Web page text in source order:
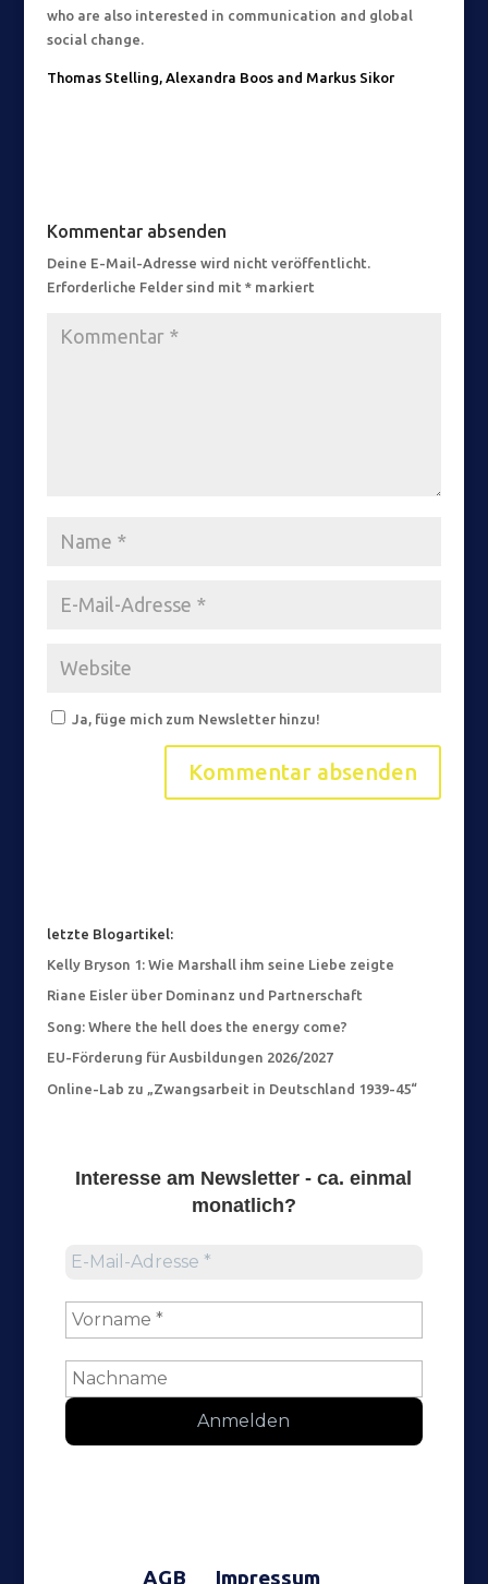
who are also interested in communication and global
social change.
Thomas Stelling, Alexandra Boos and Markus Sikor
Kommentar absenden
Deine E-Mail-Adresse wird nicht veröffentlicht.
Erforderliche Felder sind mit *markiert
Ja, füge mich zum Newsletter hinzu!
letzte Blogartikel:
Kelly Bryson 1: Wie Marshall ihm seine Liebe zeigte
Riane Eisler über Dominanz und Partnerschaft
Song: Where the hell does the energy come?
EU-Förderung für Ausbildungen 2026/2027
Online-Lab zu „Zwangsarbeit in Deutschland 1939-45“
Interesse am Newsletter - ca. einmal
monatlich?
AGB Impressum